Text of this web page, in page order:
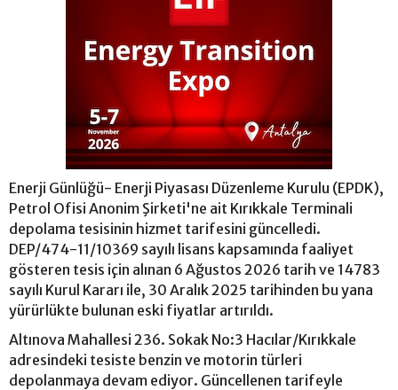
Enerji Günlüğü- Enerji Piyasası Düzenleme Kurulu (EPDK),
Petrol Ofisi Anonim Şirketi'ne ait Kırıkkale Terminali
depolama tesisinin hizmet tarifesini güncelledi.
DEP/474-11/10369 sayılı lisans kapsamında faaliyet
gösteren tesis için alınan 6 Ağustos 2026 tarih ve 14783
sayılı Kurul Kararı ile, 30 Aralık 2025 tarihinden bu yana
yürürlükte bulunan eski fiyatlar artırıldı.
Altınova Mahallesi 236. Sokak No:3 Hacılar/Kırıkkale
adresindeki tesiste benzin ve motorin türleri
depolanmaya devam ediyor. Güncellenen tarifeyle